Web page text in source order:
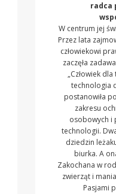
radca
W centrum jej
Przez lata
człowiekowi
zaczęła
„Człowiek
technologia
postanowiła
zakresu
osobowych i
technologii.
dziedzin
biurka. A
Zakochana w
zwierząt i
Pasjami